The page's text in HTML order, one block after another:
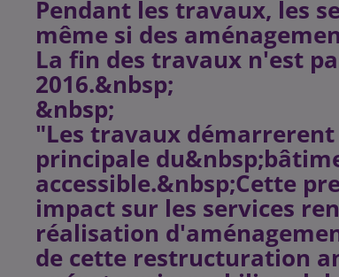
Pendant les travaux, les
même si des
La fin des travaux n'est
2016.&nbsp;
&nbsp;
"Les travaux démarrerent
principale
accessible.&nbsp;Cette
impact sur les services
réalisation
de cette restructuration